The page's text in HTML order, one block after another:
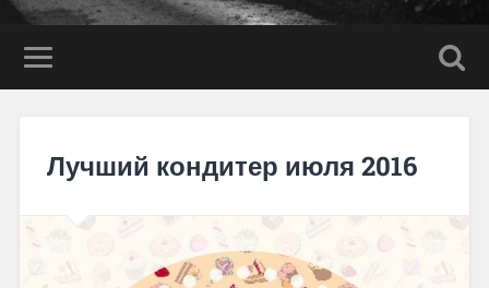
Лучший кондитер июля 2016